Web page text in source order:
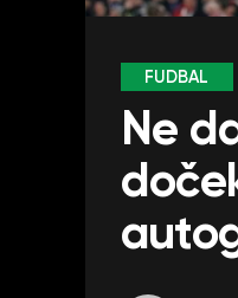
FUDBAL
Ne